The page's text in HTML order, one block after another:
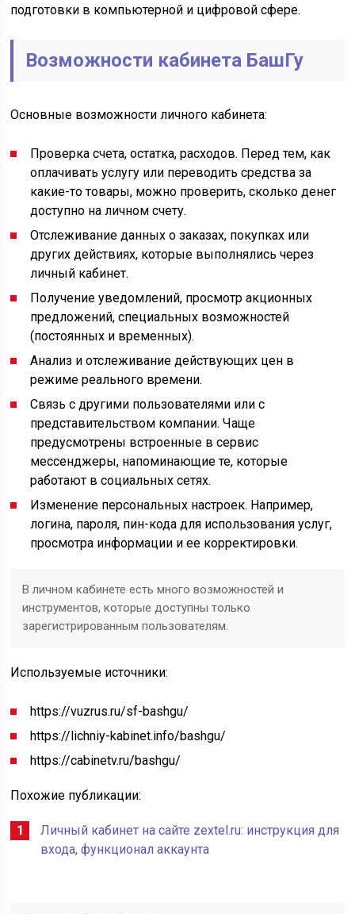
подготовки в компьютерной и цифровой сфере.
Возможности кабинета БашГу
Основные возможности личного кабинета:
Проверка счета, остатка, расходов. Перед тем, как
оплачивать услугу или переводить средства за
какие-то товары, можно проверить, сколько денег
доступно на личном счету.
Отслеживание данных о заказах, покупках или
других действиях, которые выполнялись через
личный кабинет.
Получение уведомлений, просмотр акционных
предложений, специальных возможностей
(постоянных и временных).
Анализ и отслеживание действующих цен в
режиме реального времени.
Связь с другими пользователями или с
представительством компании. Чаще
предусмотрены встроенные в сервис
мессенджеры, напоминающие те, которые
работают в социальных сетях.
Изменение персональных настроек. Например,
логина, пароля, пин-кода для использования услуг,
просмотра информации и ее корректировки.
В личном кабинете есть много возможностей и
инструментов, которые доступны только
зарегистрированным пользователям.
Используемые источники:
https://vuzrus.ru/sf-bashgu/
https://lichniy-kabinet.info/bashgu/
https://cabinetv.ru/bashgu/
Похожие публикации:
Личный кабинет на сайте zextel.ru: инструкция для
входа, функционал аккаунта